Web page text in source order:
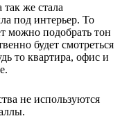
же стала
под интерьер. То
можно подобрать тон
будет смотреться
то квартира, офис и
не используются